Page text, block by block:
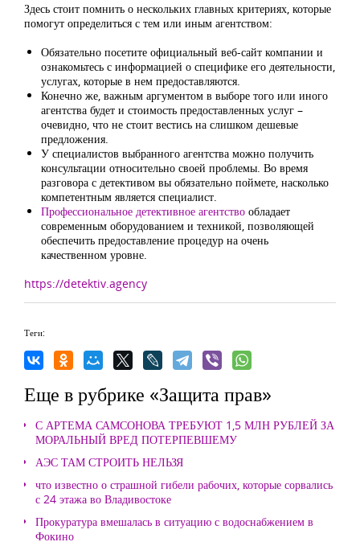
Здесь стоит помнить о нескольких главных критериях, которые
помогут определиться с тем или иным агентством:
Обязательно посетите официальный веб-сайт компании и
ознакомьтесь с информацией о специфике его деятельности,
услугах, которые в нем предоставляются.
Конечно же, важным аргументом в выборе того или иного
агентства будет и стоимость предоставленных услуг –
очевидно, что не стоит вестись на слишком дешевые
предложения.
У специалистов выбранного агентства можно получить
консультации относительно своей проблемы. Во время
разговора с детективом вы обязательно поймете, насколько
компетентным является специалист.
Профессиональное детективное агентство обладает
современным оборудованием и техникой, позволяющей
обеспечить предоставление процедур на очень
качественном уровне.
https://detektiv.agency
Теги:
Еще в рубрике «Защита прав»
С АРТЕМА САМСОНОВА ТРЕБУЮТ 1,5 МЛН РУБЛЕЙ ЗА
МОРАЛЬНЫЙ ВРЕД ПОТЕРПЕВШЕМУ
АЭС ТАМ СТРОИТЬ НЕЛЬЗЯ
что известно о страшной гибели рабочих, которые сорвались
с 24 этажа во Владивостоке
Прокуратура вмешалась в ситуацию с водоснабжением в
Фокино